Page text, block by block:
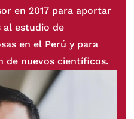
en 2017 para aportar
al estudio de
en el Perú y para
de nuevos científicos.